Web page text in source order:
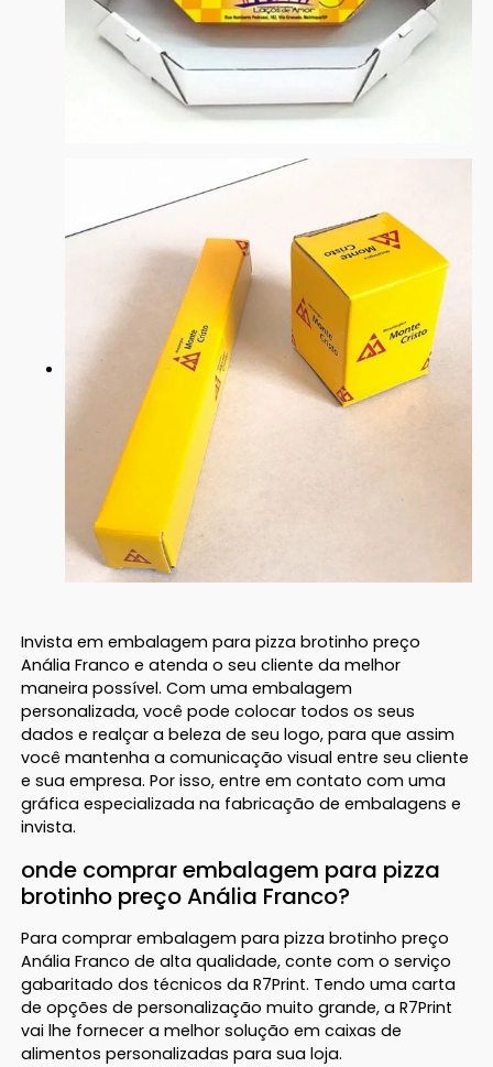
Invista em embalagem para pizza brotinho preço
Anália Franco e atenda o seu cliente da melhor
maneira possível. Com uma embalagem
personalizada, você pode colocar todos os seus
dados e realçar a beleza de seu logo, para que assim
você mantenha a comunicação visual entre seu cliente
e sua empresa. Por isso, entre em contato com uma
gráfica especializada na fabricação de embalagens e
invista.
onde comprar embalagem para pizza
brotinho preço Anália Franco?
Para comprar embalagem para pizza brotinho preço
Anália Franco de alta qualidade, conte com o serviço
gabaritado dos técnicos da R7Print. Tendo uma carta
de opções de personalização muito grande, a R7Print
vai lhe fornecer a melhor solução em caixas de
alimentos personalizadas para sua loja.